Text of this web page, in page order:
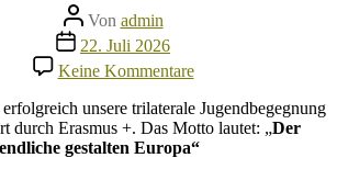
Beitragsautor
Von admin
Veröffentlichungsdatum
22. Juli 2026
Keine Kommentarezu
Vorstellung
der
Projektergebnisse
auf
unsere trilaterale Jugendbegegnung
durch Erasmus +. Das Motto lautet: „Der
gestalten Europa“